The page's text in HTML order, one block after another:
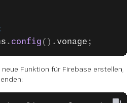
. config (). vonage ;
Funktion für Firebase erstellen,